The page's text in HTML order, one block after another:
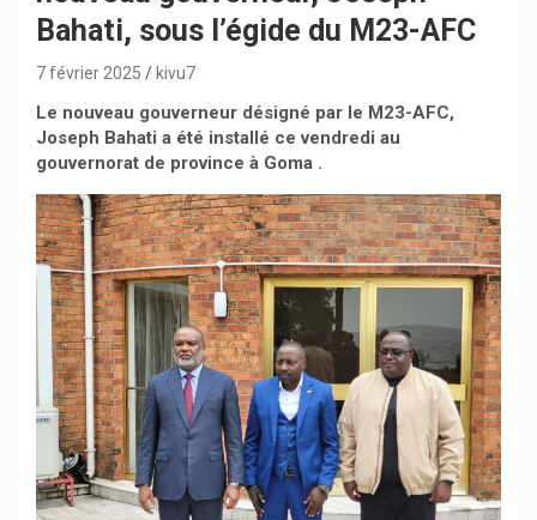
Bahati, sous l’égide du M23-AFC
7 février 2025 kivu7
Le nouveau gouverneur désigné par le M23-AFC,
Joseph Bahati a été installé ce vendredi au
gouvernorat de province à Goma .